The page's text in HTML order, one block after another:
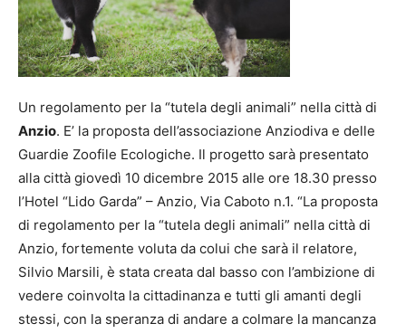
Un regolamento per la “tutela degli animali” nella città di
Anzio. E’ la proposta dell’associazione Anziodiva e delle
Guardie Zoofile Ecologiche. Il progetto sarà presentato
alla città giovedì 10 dicembre 2015 alle ore 18.30 presso
l’Hotel “Lido Garda” – Anzio, Via Caboto n.1. “La proposta
di regolamento per la “tutela degli animali” nella città di
Anzio, fortemente voluta da colui che sarà il relatore,
Silvio Marsili, è stata creata dal basso con l’ambizione di
vedere coinvolta la cittadinanza e tutti gli amanti degli
stessi, con la speranza di andare a colmare la mancanza